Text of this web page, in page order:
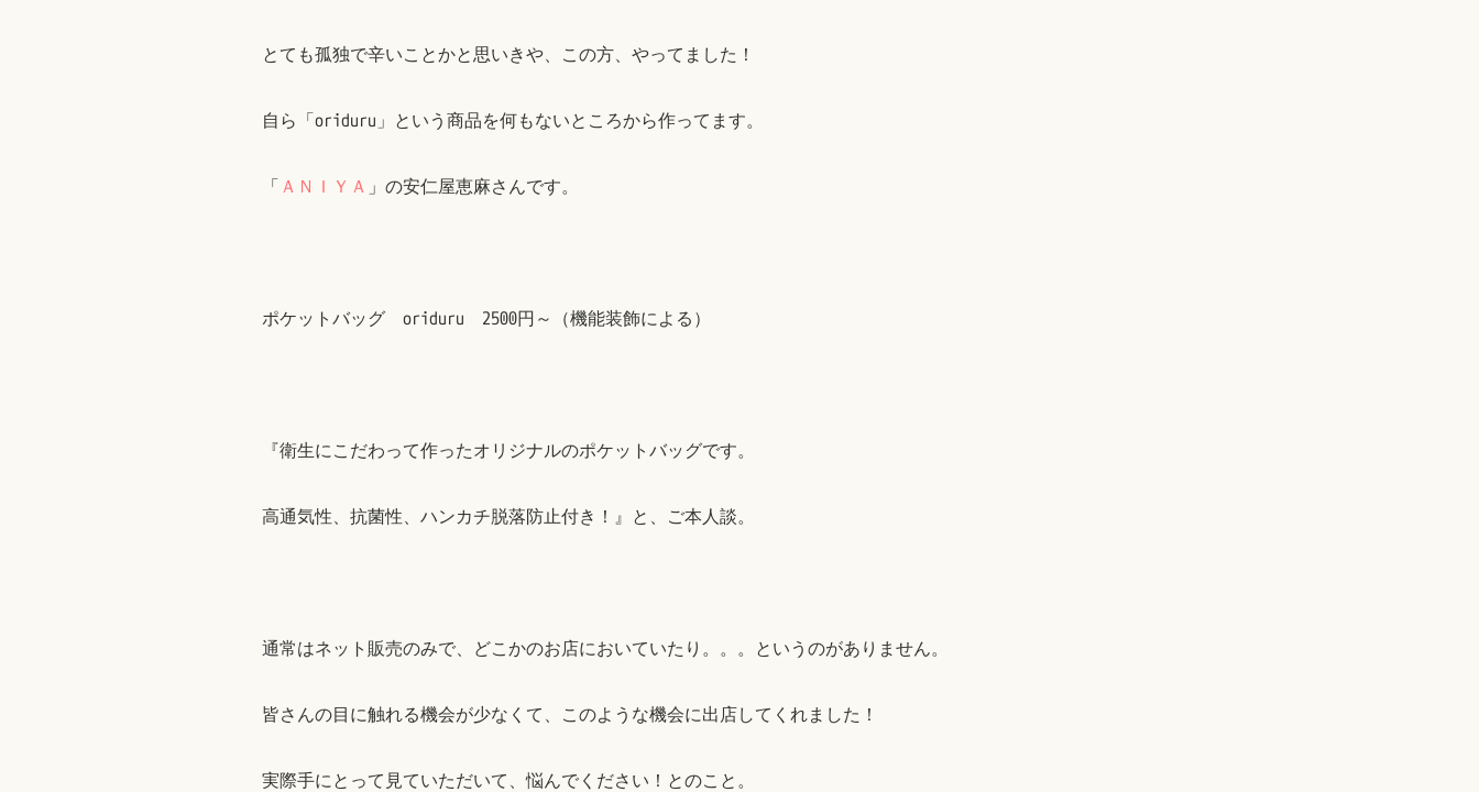
とても孤独で辛いことかと思いきや、この方、やってました！
自ら「oriduru」という商品を何もないところから作ってます。
「 ＡＮＩＹＡ 」の安仁屋恵麻さんです。
ポケットバッグ oriduru 2500円～（機能装飾による）
『衛生にこだわって作ったオリジナルのポケットバッグです。
高通気性、抗菌性、ハンカチ脱落防止付き！』と、ご本人談。
通常はネット販売のみで、どこかのお店においていたり。。。というのがありません。
皆さんの目に触れる機会が少なくて、このような機会に出店してくれました！
実際手にとって見ていただいて、悩んでください！とのこと。